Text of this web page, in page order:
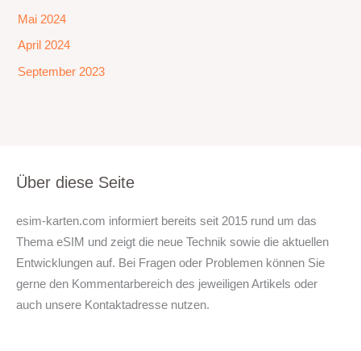
Mai 2024
April 2024
September 2023
Über diese Seite
esim-karten.com informiert bereits seit 2015 rund um das
Thema eSIM und zeigt die neue Technik sowie die aktuellen
Entwicklungen auf. Bei Fragen oder Problemen können Sie
gerne den Kommentarbereich des jeweiligen Artikels oder
auch unsere Kontaktadresse nutzen.